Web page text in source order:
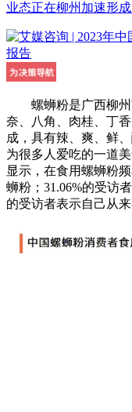
业态正在柳州加速形
螺蛳粉是广西柳州
奈、八角、肉桂、丁
成，具有辣、爽、鲜
为很多人爱吃的一道
显示，在食用螺蛳粉
蛳粉；31.06%的受访
的受访者表示自己从来